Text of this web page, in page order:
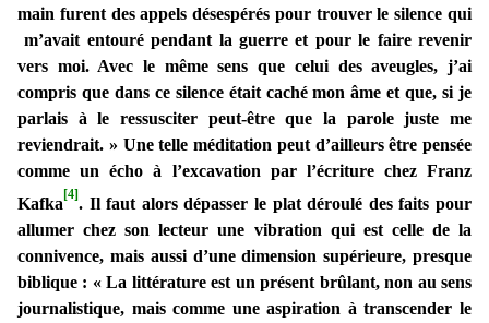
main furent des appels désespérés pour trouver le silence qui
m’avait entouré pendant la guerre et pour le faire revenir
vers moi. Avec le même sens que celui des aveugles, j’ai
compris que dans ce silence était caché mon âme et que, si je
parlais à le ressusciter peut-être que la parole juste me
reviendrait. » Une telle méditation peut d’ailleurs être pensée
comme un écho à l’excavation par l’écriture chez Franz
Kafka[4]. Il faut alors dépasser le plat déroulé des faits pour
allumer chez son lecteur une vibration qui est celle de la
connivence, mais aussi d’une dimension supérieure, presque
biblique : «La littérature est un présent brûlant, non au sens
journalistique, mais comme une aspiration à transcender le